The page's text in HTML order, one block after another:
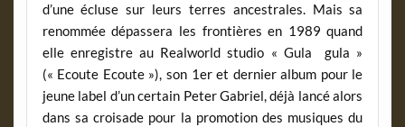
d’une écluse sur leurs terres ancestrales. Mais sa
renommée dépassera les frontières en 1989 quand
elle enregistre au Realworld studio « Gula gula »
(« Ecoute Ecoute »), son 1er et dernier album pour le
jeune label d’un certain Peter Gabriel, déjà lancé alors
dans sa croisade pour la promotion des musiques du